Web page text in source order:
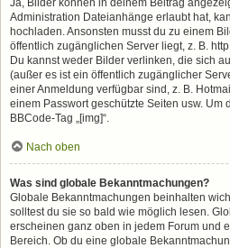
Ja, Bilder können in deinem Beitrag
Administration Dateianhänge erlaubt hat,
hochladen. Ansonsten musst du zu einem
öffentlich zugänglichen Server liegt, z. B.
Du kannst weder Bilder verlinken, die sich
(außer es ist ein öffentlich zugänglicher
einer Anmeldung verfügbar sind, z. B.
einem Passwort geschützte Seiten usw. Um
BBCode-Tag „[img]“.
Nach oben
Was sind globale Bekanntmachungen?
Globale Bekanntmachungen beinhalten
solltest du sie so bald wie möglich lesen.
erscheinen ganz oben in jedem Forum und
Bereich. Ob du eine globale